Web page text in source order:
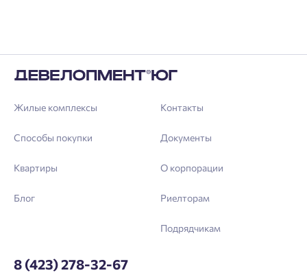
Жилые комплексы
Способы покупки
Квартиры
Блог
Контакты
Документы
О корпорации
Риелторам
Подрядчикам
8 (423) 278-32-67